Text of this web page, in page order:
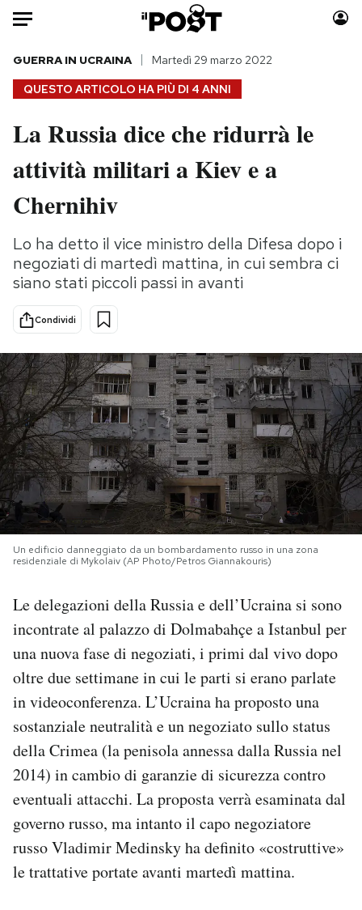
Auto
HOME
Italia
Mondo
Politica
Tecnologia
Scienza
Cultura
Sport
Moda
Consumismi
Media
Europa
PODCAST
NEWSLETTER
I MIEI PREFERITI
SHOP
CALENDARIO
AREA PERSONALE
Area Personale
Regala il Post
Hai bisogno di aiuto?
Esci
QUESTO ARTICOLO HA PIÙ DI 4 ANNI
GUERRA IN UCRAINA Martedì 29 marzo 2022
La Russia dice che ridurrà le
attività militari a Kiev e a
Chernihiv
Lo ha detto il vice ministro della Difesa dopo i
negoziati di martedì mattina, in cui sembra ci
siano stati piccoli passi in avanti
Condividi
Un edificio danneggiato da un bombardamento russo in una zona
residenziale di Mykolaiv (AP Photo/Petros Giannakouris)
Le delegazioni della Russia e dell’Ucraina si sono
incontrate al palazzo di Dolmabahçe a Istanbul per
una nuova fase di negoziati, i primi dal vivo dopo
oltre due settimane in cui le parti si erano parlate
in videoconferenza. L’Ucraina ha proposto una
sostanziale neutralità e un negoziato sullo status
della Crimea (la penisola annessa dalla Russia nel
2014) in cambio di garanzie di sicurezza contro
eventuali attacchi. La proposta verrà esaminata dal
governo russo, ma intanto il capo negoziatore
russo Vladimir Medinsky ha definito «costruttive»
le trattative portate avanti martedì mattina.